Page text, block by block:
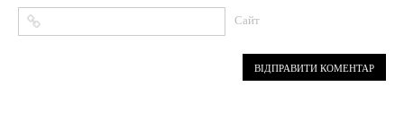
Сайт